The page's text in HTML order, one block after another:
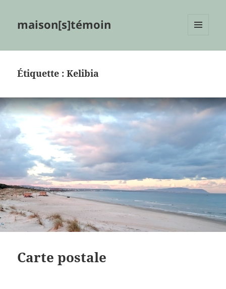
maison[s]témoin
Étiquette :Kelibia
Carte postale